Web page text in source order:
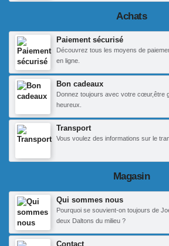
Achats
Paiement sécurisé
Découvrez tous les moyens de
en ligne.
Bon cadeaux
Donnez toujours avec votre cœur,être
heureux.
Transport
Vous voulez des informations sur le
Magasin
Qui sommes nous
Pourquoi se souvient-on toujours de
deux Daltons du milieu ?
Contact